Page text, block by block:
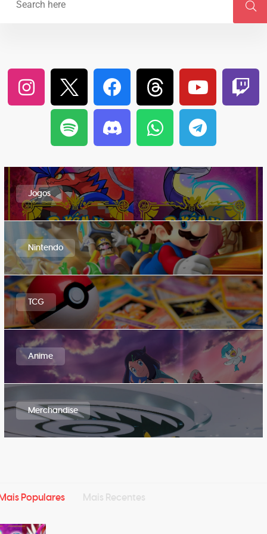
Jogos
Nintendo
TCG
Anime
Merchandise
Populares Mais Recentes